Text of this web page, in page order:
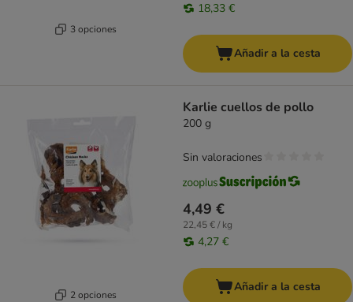
3 opciones
18,33 €
Añadir a la cesta
2 opciones
Karlie cuellos de pollo
200 g
4,49 €
22,45 € / kg
4,27 €
Sin valoraciones
Añadir a la cesta